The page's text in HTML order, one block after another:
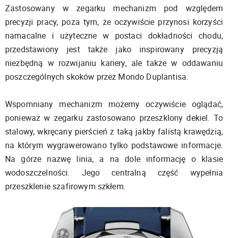
Zastosowany w zegarku mechanizm pod względem
precyzji pracy, poza tym, że oczywiście przynosi korzyści
namacalne i użyteczne w postaci dokładności chodu,
przedstawiony jest także jako inspirowany precyzją
niezbędną w rozwijaniu kariery, ale także w oddawaniu
poszczególnych skoków przez Mondo Duplantisa.
Wspomniany mechanizm możemy oczywiście oglądać,
ponieważ w zegarku zastosowano przeszklony dekiel. To
stalowy, wkręcany pierścień z taką jakby falistą krawędzią,
na którym wygrawerowano tylko podstawowe informacje.
Na górze nazwę linia, a na dole informację o klasie
wodoszczelności. Jego centralną część wypełnia
przeszklenie szafirowym szkłem.